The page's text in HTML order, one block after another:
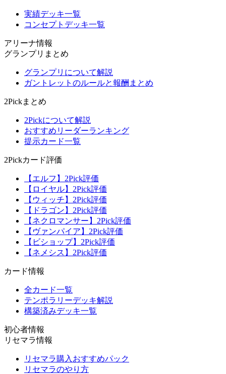
実績デッキ一覧
コンセプトデッキ一覧
アリーナ情報
グランプリまとめ
グランプリについて解説
ガントレットのルールと報酬まとめ
2Pickまとめ
2Pickについて解説
おすすめリーダーランキング
提示カード一覧
2Pickカード評価
【エルフ】2Pick評価
【ロイヤル】2Pick評価
【ウィッチ】2Pick評価
【ドラゴン】2Pick評価
【ネクロマンサー】2Pick評価
【ヴァンパイア】2Pick評価
【ビショップ】2Pick評価
【ネメシス】2Pick評価
カード情報
全カード一覧
テンポラリーデッキ解説
構築済みデッキ一覧
初心者情報
リセマラ情報
リセマラ購入おすすめパック
リセマラのやり方